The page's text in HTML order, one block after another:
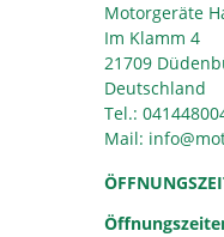
Motorgeräte
Im Klamm 4
21709
Deutschland
Tel.:
Mail: